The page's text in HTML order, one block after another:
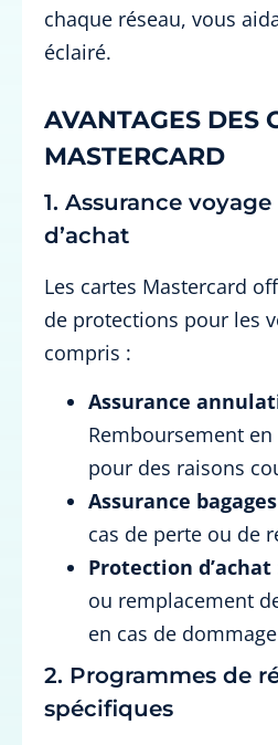
chaque réseau, vous
éclairé.
AVANTAGES DES
MASTERCARD
1. Assurance
d’achat
Les cartes Mastercard
de protections pour les
compris :
Assurance
Remboursement en
pour des raisons
Assurance bagages
cas de perte ou de
Protection d’achat
ou remplacement
en cas de
2. Programmes de
spécifiques